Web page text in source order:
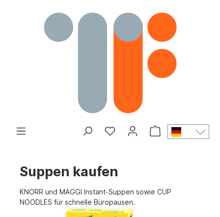
Suppen kaufen
KNORR und MAGGI Instant-Suppen sowie CUP
NOODLES für schnelle Büropausen.